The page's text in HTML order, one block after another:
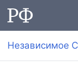
Независимое